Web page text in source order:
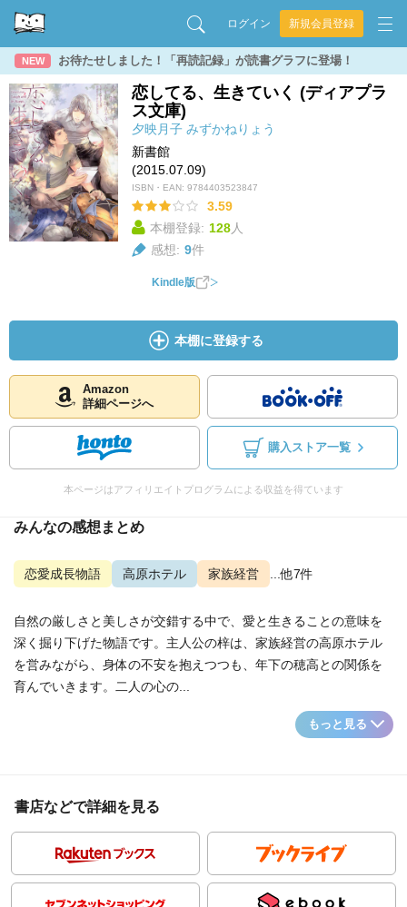
ログイン 新規会員登録
NEW お待たせしました！「再読記録」が読書グラフに登場！
恋してる、生きていく (ディアプラ
ス文庫)
夕映月子 みずかねりょう
新書館
(2015.07.09)
ISBN・EAN: 9784403523847
3.59
本棚登録: 128人
感想: 9件
Kindle版
本棚に登録する
Amazon
詳細ページへ
購入ストア一覧
本ページはアフィリエイトプログラムによる収益を得ています
みんなの感想まとめ
恋愛成長物語 高原ホテル 家族経営 ...他7件
自然の厳しさと美しさが交錯する中で、愛と生きることの意味を
深く掘り下げた物語です。主人公の梓は、家族経営の高原ホテル
を営みながら、身体の不安を抱えつつも、年下の穂高との関係を
育んでいきます。二人の心の...
もっと見る
書店などで詳細を見る